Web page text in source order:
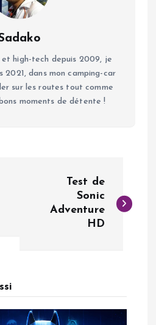
et high-tech depuis 2009, je
2021, dans mon camping-car
sur les routes tout comme
moments de détente !
Test de
Sonic
Adventure
HD